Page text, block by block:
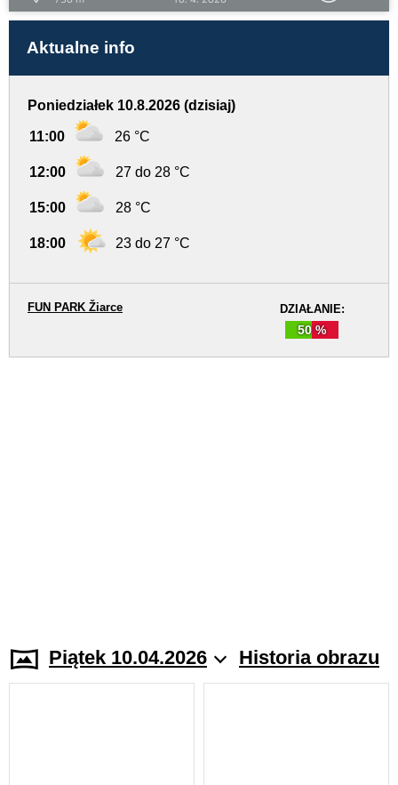
Aktualne info
Poniedziałek 10.8.2026 (dzisiaj)
11:00 26 °C
12:00 27 do 28 °C
15:00 28 °C
18:00 23 do 27 °C
DZIAŁANIE:
50 %
FUN PARK Žiarce
Piątek 10.04.2026 Historia obrazu